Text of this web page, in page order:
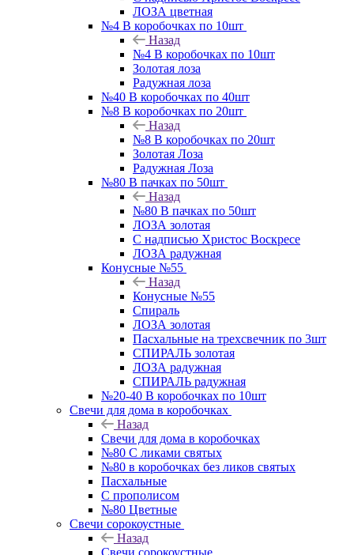
ЛОЗА цветная
№4 В коробочках по 10шт
Назад
№4 В коробочках по 10шт
Золотая лоза
Радужная лоза
№40 В коробочках по 40шт
№8 В коробочках по 20шт
Назад
№8 В коробочках по 20шт
Золотая Лоза
Радужная Лоза
№80 В пачках по 50шт
Назад
№80 В пачках по 50шт
ЛОЗА золотая
С надписью Христос Воскресе
ЛОЗА радужная
Конусные №55
Назад
Конусные №55
Спираль
ЛОЗА золотая
Пасхальные на трехсвечник по 3шт
СПИРАЛЬ золотая
ЛОЗА радужная
СПИРАЛЬ радужная
№20-40 В коробочках по 10шт
Свечи для дома в коробочках
Назад
Свечи для дома в коробочках
№80 С ликами святых
№80 в коробочках без ликов святых
Пасхальные
С прополисом
№80 Цветные
Свечи сорокоустные
Назад
Свечи сорокоустные